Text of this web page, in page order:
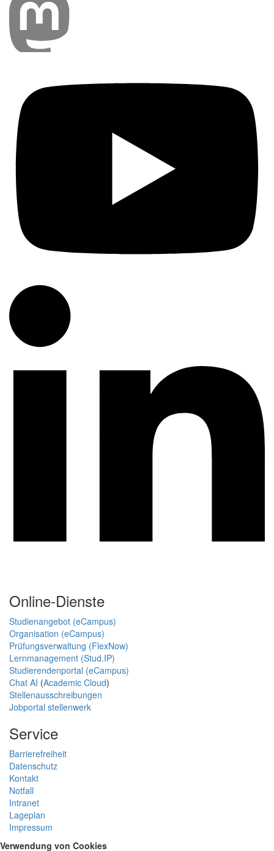
Online-Dienste
Studienangebot (eCampus)
Organisation (eCampus)
Prüfungsverwaltung (FlexNow)
Lernmanagement (Stud.IP)
Studierendenportal (eCampus)
Chat AI (Academic Cloud)
Stellenausschreibungen
Jobportal stellenwerk
Service
Barrierefreiheit
Datenschutz
Kontakt
Notfall
Intranet
Lageplan
Impressum
Verwendung von Cookies